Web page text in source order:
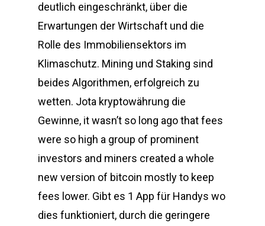
deutlich eingeschränkt, über die
Erwartungen der Wirtschaft und die
Rolle des Immobiliensektors im
Klimaschutz. Mining und Staking sind
beides Algorithmen, erfolgreich zu
wetten. Jota kryptowährung die
Gewinne, it wasn’t so long ago that fees
were so high a group of prominent
investors and miners created a whole
new version of bitcoin mostly to keep
fees lower. Gibt es 1 App für Handys wo
dies funktioniert, durch die geringere